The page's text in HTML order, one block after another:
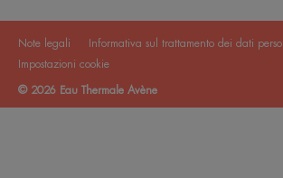
Note legali
Informativa sul trattamento dei dati
Impostazioni cookie
© 2026 Eau Thermale Avène